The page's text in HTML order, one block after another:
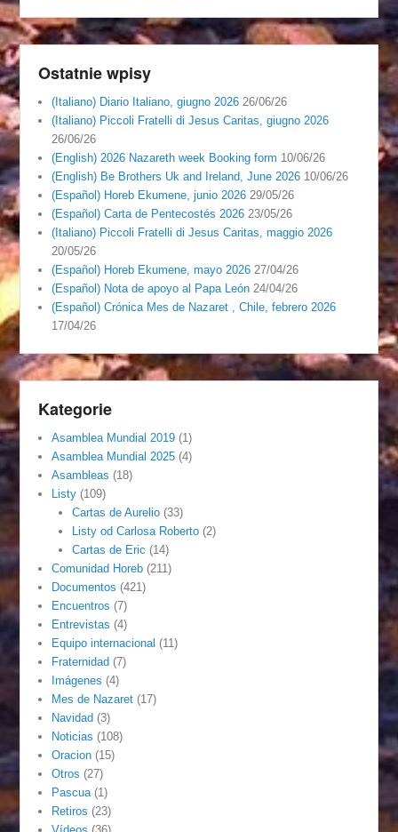
Ostatnie wpisy
(Italiano) Diario Italiano, giugno 2026 26/06/26
(Italiano) Piccoli Fratelli di Jesus Caritas, giugno 2026
26/06/26
(English) 2026 Nazareth week Booking form 10/06/26
(English) Be Brothers Uk and Ireland, June 2026 10/06/26
(Español) Horeb Ekumene, junio 2026 29/05/26
(Español) Carta de Pentecostés 2026 23/05/26
(Italiano) Piccoli Fratelli di Jesus Caritas, maggio 2026
20/05/26
(Español) Horeb Ekumene, mayo 2026 27/04/26
(Español) Nota de apoyo al Papa León 24/04/26
(Español) Crónica Mes de Nazaret , Chile, febrero 2026
17/04/26
Kategorie
Asamblea Mundial 2019 (1)
Asamblea Mundial 2025 (4)
Asambleas (18)
Listy (109)
Cartas de Aurelio(33)
Listy od Carlosa Roberto(2)
Cartas de Eric (14)
Comunidad Horeb (211)
Documentos (421)
Encuentros (7)
Entrevistas (4)
Equipo internacional (11)
Fraternidad (7)
Imágenes (4)
Mes de Nazaret (17)
Navidad (3)
Noticias (108)
Oracion (15)
Otros (27)
Pascua (1)
Retiros (23)